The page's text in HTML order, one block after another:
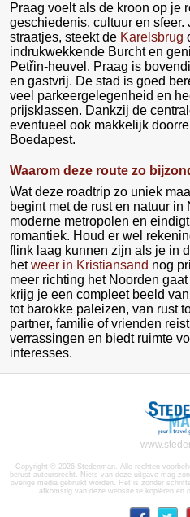
Praag voelt als de kroon op je
geschiedenis, cultuur en
straatjes, steekt de Karelsbrug
indrukwekkende Burcht en
Petřin-heuvel. Praag is
en gastvrij. De stad is goed
veel parkeergelegenheid en
prijsklassen. Dankzij de
eventueel ook makkelijk
Boedapest.
Waarom deze route zo
Wat deze roadtrip zo uniek
begint met de rust en natuur in
moderne metropolen en
romantiek. Houd er wel
flink laag kunnen zijn als je in
hetweer in Kristiansand nog
meer richting het Noorden
krijg je een compleet beeld
tot barokke paleizen, van rust
partner, familie of vrienden
verrassingen en biedt ruimte
interesses.
Copyright © 2026 Stedenman. Alle rechten
berust auteursrecht. Niets van deze uitgave mag
overige media gebruikt worden. Het is zonder
afkomstig van deze website te kopiëren en